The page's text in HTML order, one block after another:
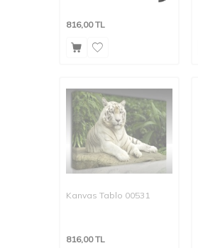
816,00TL
Kanvas Tablo 00531
816,00TL